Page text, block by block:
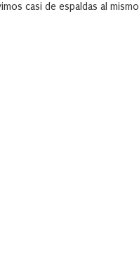
casi de espaldas al mismo